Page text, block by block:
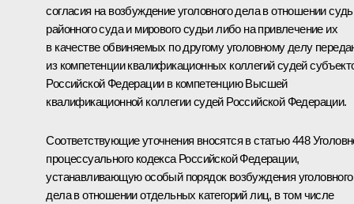
согласия на возбуждение уголовного дела в отношении
районного суда и мирового судьи либо на привлечение их
в качестве обвиняемых по другому уголовному делу
из компетенции квалификационных коллегий судей
Российской Федерации в компетенцию Высшей
квалификационной коллегии судей Российской Федерации.
Соответствующие уточнения вносятся в статью 448
процессуального кодекса Российской Федерации,
устанавливающую особый порядок возбуждения уголовного
дела в отношении отдельных категорий лиц, в том числе